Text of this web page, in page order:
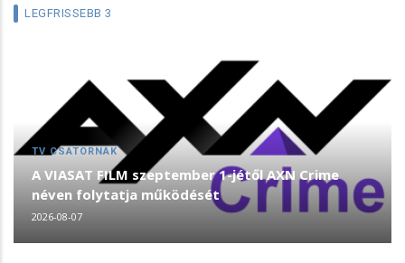
LEGFRISSEBB 3
TV CSATORNÁK
A VIASAT FILM szeptember 1-jétől AXN Crime
néven folytatja működését
2026-08-07